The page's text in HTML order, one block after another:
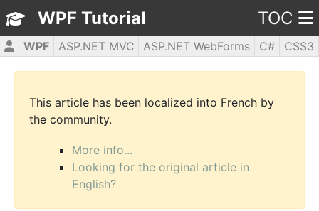
WPF Tutorial TOC
WPF ASP.NET MVC ASP.NET WebForms C#
CSS3
HTML5
JavaScript jQuery PHP5
This article has been localized into French by
the community.
More info...
Looking for the original article in
English?